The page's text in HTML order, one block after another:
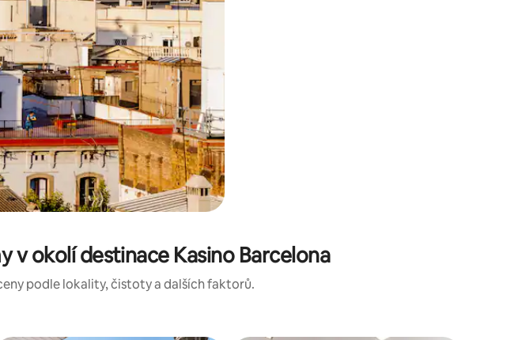
v okolí destinace Kasino Barcelona
podle lokality, čistoty a dalších faktorů.